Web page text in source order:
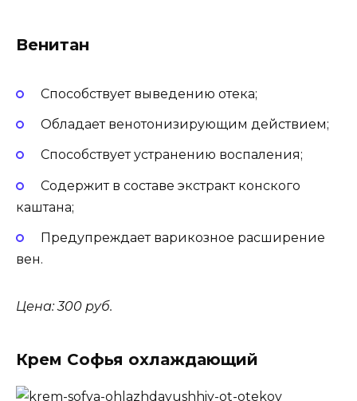
Венитан
Способствует выведению отека;
Обладает венотонизирующим действием;
Способствует устранению воспаления;
Содержит в составе экстракт конского
каштана;
Предупреждает варикозное расширение
вен.
Цена: 300 руб.
Крем Софья охлаждающий